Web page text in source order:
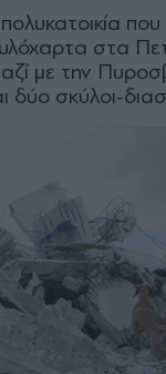
που
στα
με την
δύο σκύλοι-